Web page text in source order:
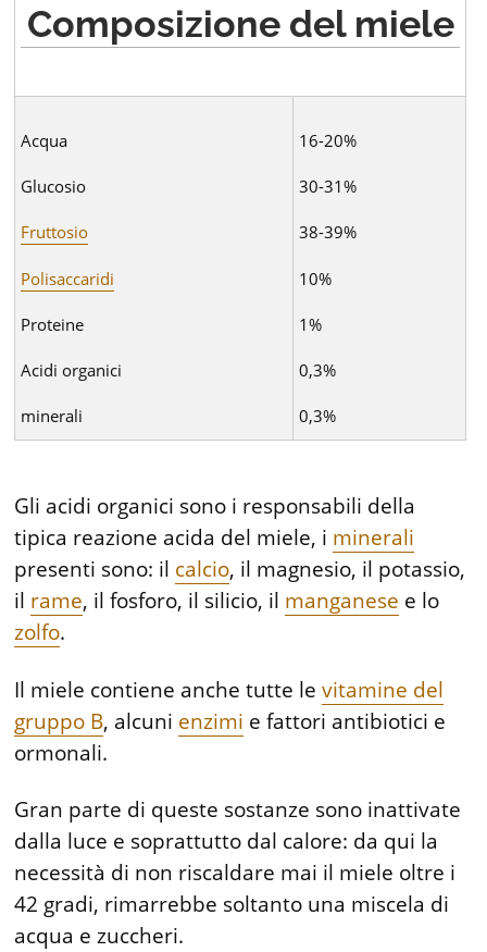
Composizione del miele
Acqua
Glucosio
Fruttosio
Polisaccaridi
Proteine
Acidi organici
minerali
16-20%
30-31%
38-39%
10%
1%
0,3%
0,3%
Gli acidi organici sono i responsabili della
tipica reazione acida del miele, i minerali
presenti sono: il calcio, il magnesio, il potassio,
il rame, il fosforo, il silicio, il manganese e lo
zolfo.
Il miele contiene anche tutte levitamine del
gruppo B, alcuni enzimi e fattori antibiotici e
ormonali.
Gran parte di queste sostanze sono inattivate
dalla luce e soprattutto dal calore: da qui la
necessità di non riscaldare mai il miele oltre i
42 gradi, rimarrebbe soltanto una miscela di
acqua e zuccheri.